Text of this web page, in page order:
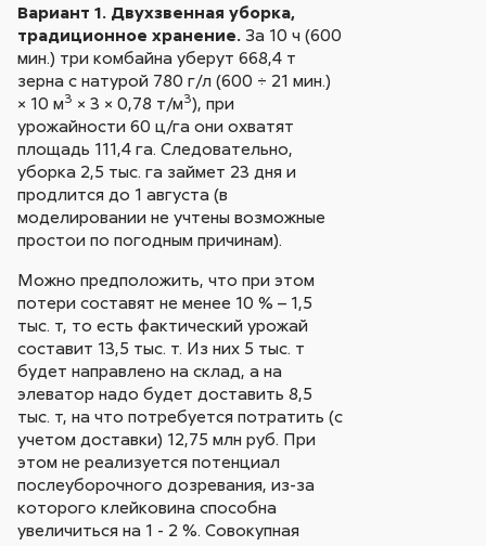
Вариант 1. Двухзвенная уборка,
традиционное хранение. За 10 ч (600
мин.) три комбайна уберут 668,4 т
зерна с натурой 780 г/л (600 ÷ 21 мин.)
× 10 м3 × 3 × 0,78 т/м3), при
урожайности 60 ц/га они охватят
площадь 111,4 га. Следовательно,
уборка 2,5 тыс. га займет 23 дня и
продлится до 1 августа (в
моделировании не учтены возможные
простои по погодным причинам).
Можно предположить, что при этом
потери составят не менее 10 % – 1,5
тыс. т, то есть фактический урожай
составит 13,5 тыс. т. Из них 5 тыс. т
будет направлено на склад, а на
элеватор надо будет доставить 8,5
тыс. т, на что потребуется потратить (с
учетом доставки) 12,75 млн руб. При
этом не реализуется потенциал
послеуборочного дозревания, из-за
которого клейковина способна
увеличиться на 1 - 2 %. Совокупная